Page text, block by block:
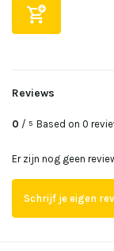
Reviews
0 / 5 Based on 0
Er zijn nog geen
Schrijf je eigen